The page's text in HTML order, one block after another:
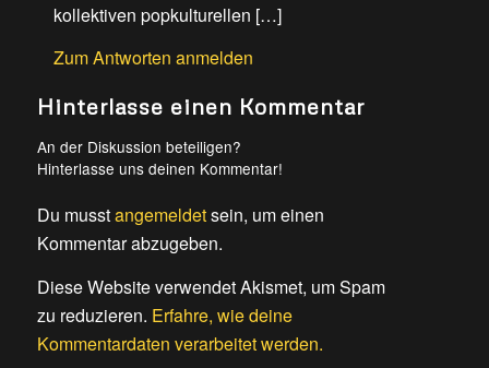
kollektiven popkulturellen […]
Zum Antworten anmelden
Hinterlasse einen Kommentar
An der Diskussion beteiligen?
Hinterlasse uns deinen Kommentar!
Du musstangemeldetsein, um einen
Kommentar abzugeben.
Diese Website verwendet Akismet, um Spam
zu reduzieren. Erfahre, wie deine
Kommentardaten verarbeitet werden.